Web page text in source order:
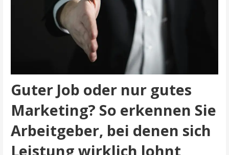
Guter Job oder nur gutes
Marketing? So erkennen Sie
Arbeitgeber, bei denen sich
Leistung wirklich lohnt